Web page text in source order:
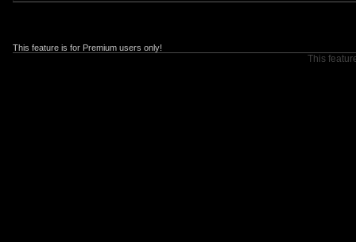
This feature is for Premium users only!
This